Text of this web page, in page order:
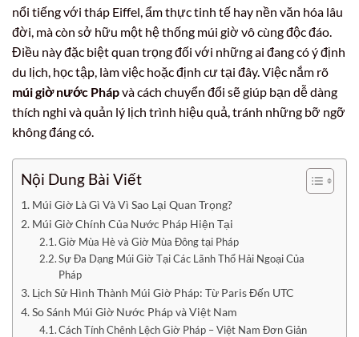
nổi tiếng với tháp Eiffel, ẩm thực tinh tế hay nền văn hóa lâu
đời, mà còn sở hữu một hệ thống múi giờ vô cùng độc đáo.
Điều này đặc biệt quan trọng đối với những ai đang có ý định
du lịch, học tập, làm việc hoặc định cư tại đây. Việc nắm rõ
múi giờ nước Phápvà cách chuyển đổi sẽ giúp bạn dễ dàng
thích nghi và quản lý lịch trình hiệu quả, tránh những bỡ ngỡ
không đáng có.
Nội Dung Bài Viết
Múi Giờ Là Gì Và Vì Sao Lại Quan Trọng?
Múi Giờ Chính Của Nước Pháp Hiện Tại
Giờ Mùa Hè và Giờ Mùa Đông tại Pháp
Sự Đa Dạng Múi Giờ Tại Các Lãnh Thổ Hải Ngoại Của
Pháp
Lịch Sử Hình Thành Múi Giờ Pháp: Từ Paris Đến UTC
So Sánh Múi Giờ Nước Pháp và Việt Nam
Cách Tính Chênh Lệch Giờ Pháp – Việt Nam Đơn Giản